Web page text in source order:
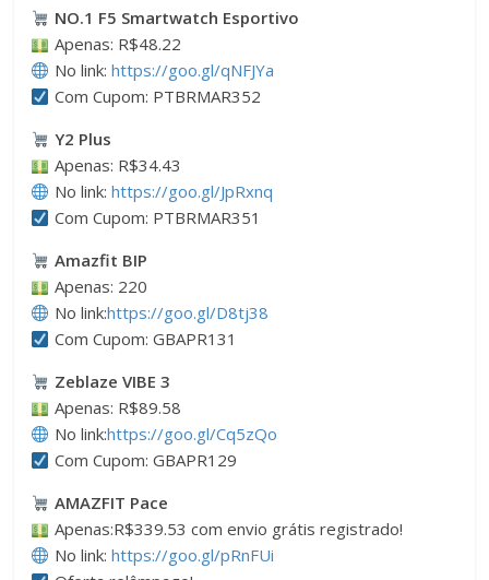
NO.1 F5 Smartwatch Esportivo
Apenas: R$48.22
No link: https://goo.gl/qNFJYa
Com Cupom: PTBRMAR352
Y2 Plus
Apenas: R$34.43
No link: https://goo.gl/JpRxnq
Com Cupom: PTBRMAR351
Amazfit BIP
Apenas: 220
No link:https://goo.gl/D8tj38
Com Cupom: GBAPR131
Zeblaze VIBE 3
Apenas: R$89.58
No link:https://goo.gl/Cq5zQo
Com Cupom: GBAPR129
AMAZFIT Pace
Apenas:R$339.53 com envio grátis registrado!
No link: https://goo.gl/pRnFUi